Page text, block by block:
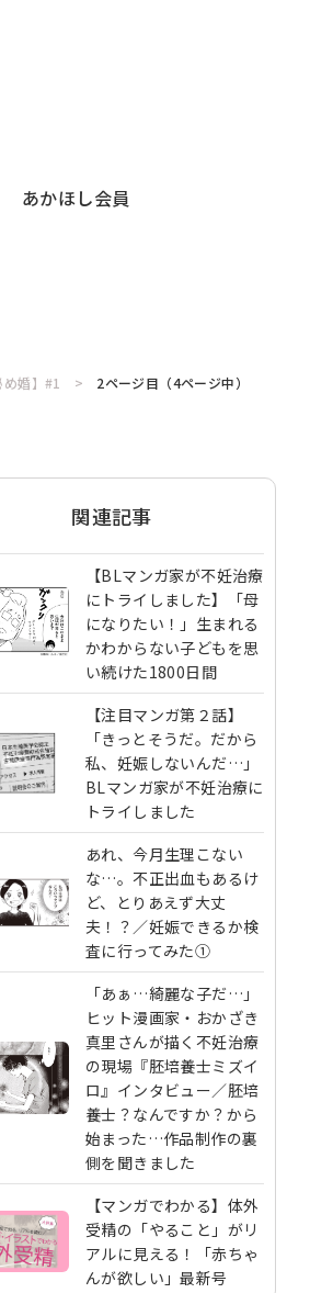
あかほし会員
婚】#1 2ページ目（4ページ中）
関連記事
【BLマンガ家が不妊治療
にトライしました】「母
になりたい！」生まれる
かわからない子どもを思
い続けた1800日間
【注目マンガ第２話】
「きっとそうだ。だから
私、妊娠しないんだ…」
BLマンガ家が不妊治療に
トライしました
あれ、今月生理こない
な…。不正出血もあるけ
ど、とりあえず大丈
夫！？／妊娠できるか検
査に行ってみた①
「あぁ…綺麗な子だ…」
ヒット漫画家・おかざき
真里さんが描く不妊治療
の現場『胚培養士ミズイ
ロ』インタビュー／胚培
養士？なんですか？から
始まった…作品制作の裏
側を聞きました
【マンガでわかる】体外
受精の「やること」がリ
アルに見える！「赤ちゃ
んが欲しい」最新号